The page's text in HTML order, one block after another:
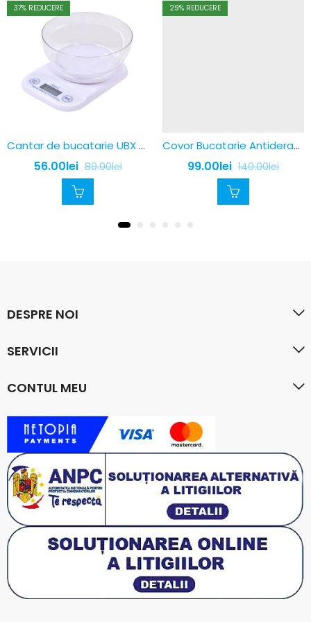
37% REDUCERE
Cantar de bucatarie UBX electronic cu bol, 5kg
56.00lei 89.00lei
29% REDUCERE
Covor Bucatarie Antiderapant, Model Fructe/Legume, Maro, 80 x 150cm,
99.00lei 140.00lei
DESPRE NOI
SERVICII
CONTUL MEU